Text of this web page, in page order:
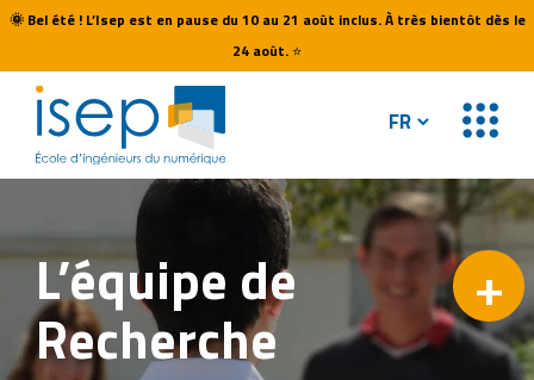
🌞Bel été ! L’Isep est en pause du 10 au 21 août inclus. À très bientôt dès le
24 août. ⭐
+
L’équipe de
Recherche